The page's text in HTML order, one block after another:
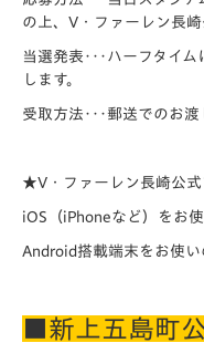
の上、V・ファーレン長
当選発表･･･ハーフタイ
します。
受取方法･･･郵送でのお渡
★V・ファーレン長崎公
iOS（iPhoneなど）をお
Android搭載端末をお使い
■新上五島町